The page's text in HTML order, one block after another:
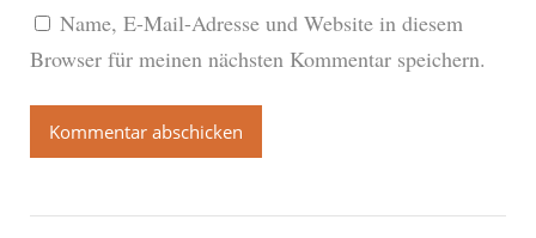
Name, E-Mail-Adresse und Website in diesem
Browser für meinen nächsten Kommentar speichern.